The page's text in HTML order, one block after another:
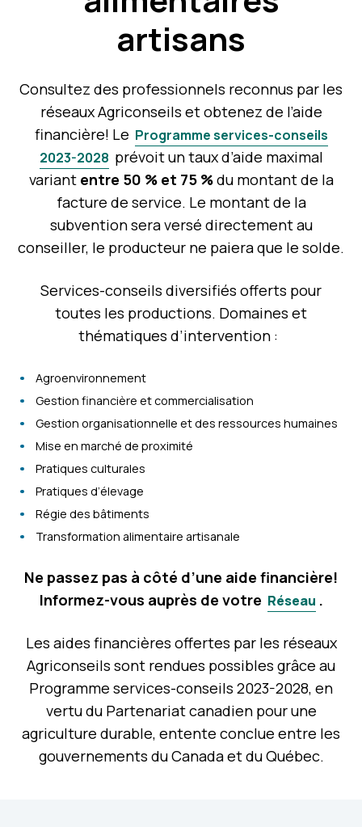
artisans
Consultez des professionnels reconnus par les
réseaux Agriconseils et obtenez de l’aide
financière! Le Programme services-conseils
2023-2028 prévoit un taux d’aide maximal
variant entre 50 % et 75 %du montant de la
facture de service. Le montant de la
subvention sera versé directement au
conseiller, le producteur ne paiera que le solde.
Services-conseils diversifiés offerts pour
toutes les productions. Domaines et
thématiques d’intervention :
Agroenvironnement
Gestion financière et commercialisation
Gestion organisationnelle et des ressources humaines
Mise en marché de proximité
Pratiques culturales
Pratiques d’élevage
Régie des bâtiments
Transformation alimentaire artisanale
Ne passez pas à côté d’une aide financière!
Informez-vous auprès de votre Réseau .
Les aides financières offertes par les réseaux
Agriconseils sont rendues possibles grâce au
Programme services-conseils 2023-2028, en
vertu du Partenariat canadien pour une
agriculture durable, entente conclue entre les
gouvernements du Canada et du Québec.